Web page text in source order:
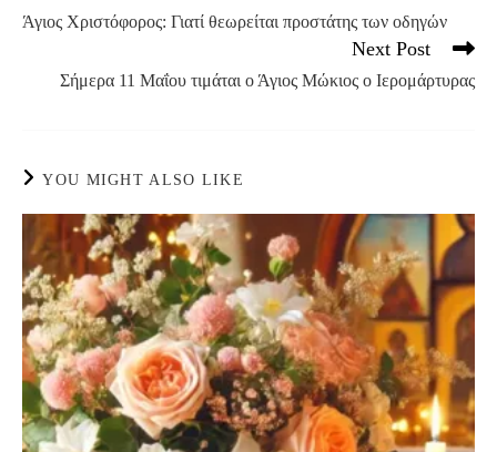
articles
Άγιος Χριστόφορος: Γιατί θεωρείται προστάτης των οδηγών
Next Post
Σήμερα 11 Μαΐου τιμάται ο Άγιος Μώκιος ο Ιερομάρτυρας
YOU MIGHT ALSO LIKE